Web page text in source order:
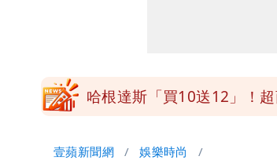
哈根達斯「買10送12」！
壹蘋新聞網 娛樂時尚